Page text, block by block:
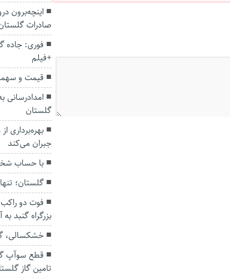
اینچه‌برون
صادرات
فوری: جاده
+فیلم
قیمت و
گلستان
بهره‌برداری
جبران می‌کند
با حساب
گلستان؛
فوت دو
بزرگراه گنبد به
خشکسالی،
قطع سوآپ
تامین گاز